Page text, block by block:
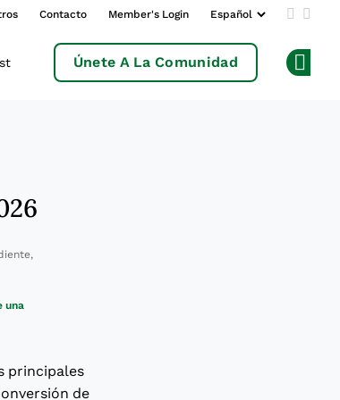
Contacto Member's Login Add us
Únete A La Comunidad
una
principales
de